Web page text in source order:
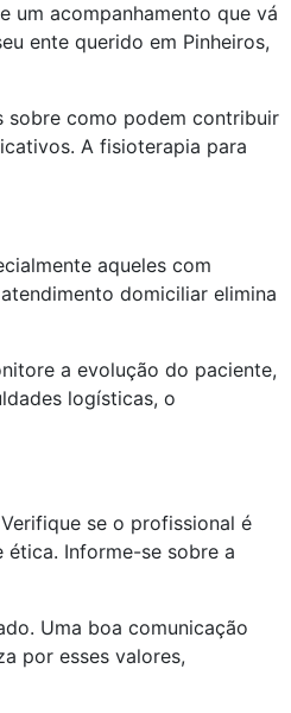
um acompanhamento que vá
ente querido em Pinheiros,
sobre como podem contribuir
A fisioterapia para
aqueles com
domiciliar elimina
a evolução do paciente,
logísticas, o
se o profissional é
ética. Informe-se sobre a
Uma boa comunicação
por esses valores,